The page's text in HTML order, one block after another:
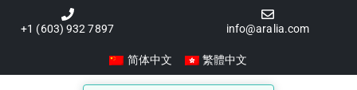
容
+1 (603) 932 7897 info@aralia.com
简体中文 繁體中文